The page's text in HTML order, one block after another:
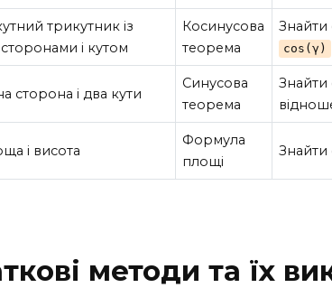
трикутник із
і кутом
Косинусова
теорема
Знайти
cos(γ)
сторона і два кути
Синусова
теорема
Знайти
і висота
Формула
площі
Знайти
методи та їх